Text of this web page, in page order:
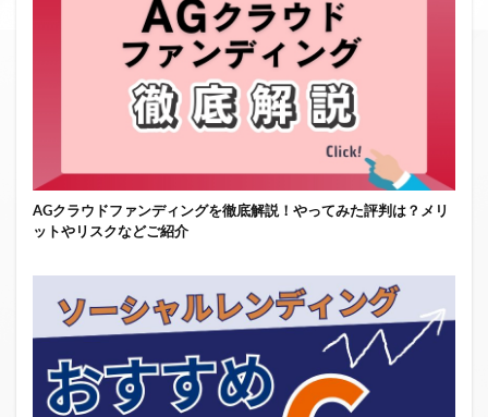
AGクラウドファンディングを徹底解説！やってみた評判は？メリ
ットやリスクなどご紹介